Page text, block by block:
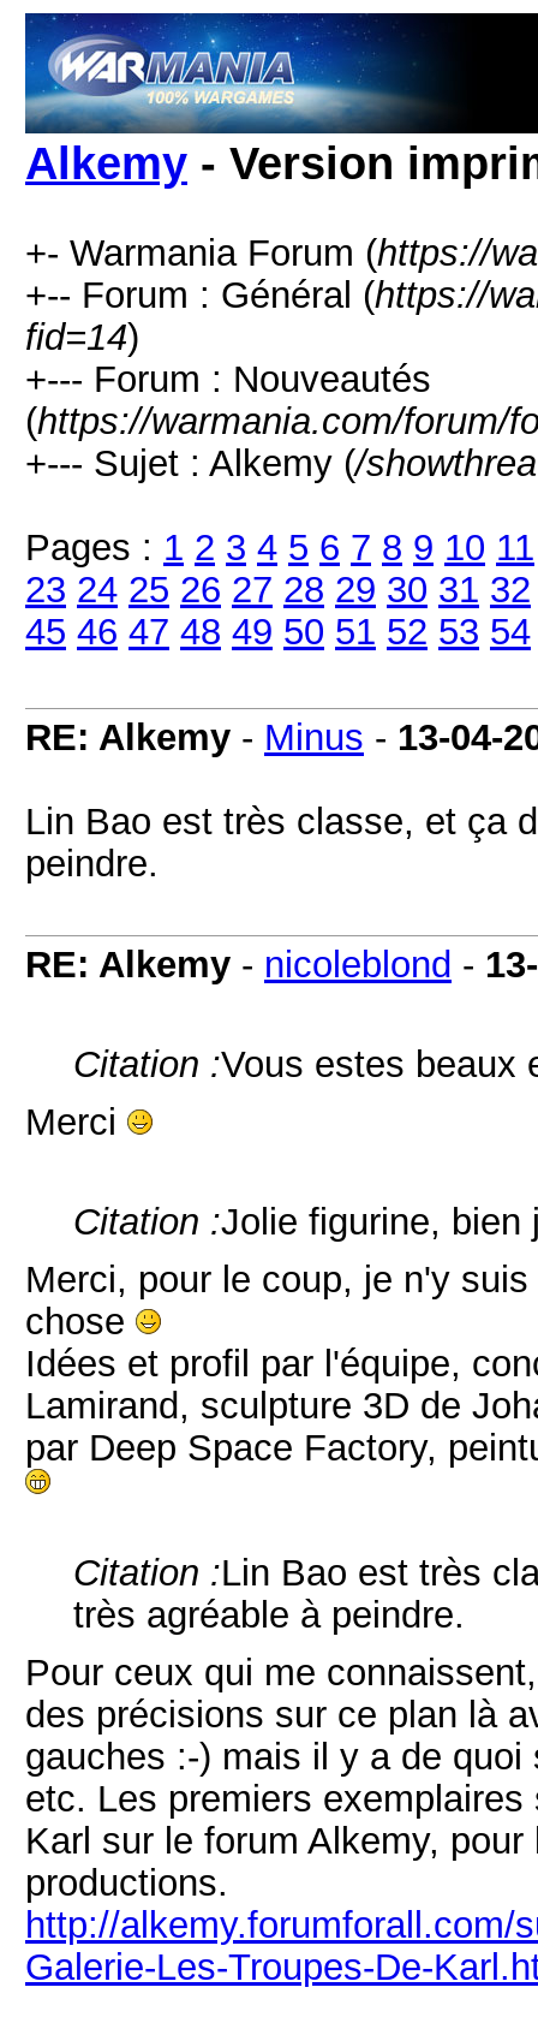
Alkemy - Version
+- Warmania Forum (https://
+-- Forum : Général (https://
fid=14)
+--- Forum : Nouveautés
(https://warmania.com/forum/
+--- Sujet : Alkemy (/
Pages : 1 2 3 4 5 6 7 8 9 10 11
23 24 25 26 27 28 29 30 31 32
45 46 47 48 49 50 51 52 53 54
RE: Alkemy - Minus - 13-04-
Lin Bao est très classe, et ça
peindre.
RE: Alkemy - nicoleblond -
Citation :Vous estes beaux
Merci
Citation :Jolie figurine,
Merci, pour le coup, je n'y
chose
Idées et profil par l'équipe,
Lamirand, sculpture 3D de
par Deep Space Factory,
Citation :Lin Bao est très
très agréable à peindre.
Pour ceux qui me
des précisions sur ce plan là
gauches :-) mais il y a de
etc. Les premiers
Karl sur le forum Alkemy,
productions.
http://alkemy.forumforall.com/
Galerie-Les-Troupes-De-